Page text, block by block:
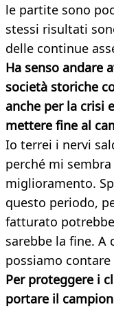
le partite sono
stessi risultati
delle continue
Ha senso andare
società storiche
anche per la crisi
mettere fine al
Io terrei i nervi
perché mi
miglioramento.
questo periodo,
fatturato
sarebbe la fine. A
possiamo
Per proteggere i
portare il